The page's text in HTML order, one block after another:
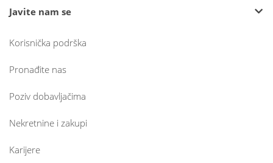
Javite nam se
Korisnička podrška
Pronađite nas
Poziv dobavljačima
Nekretnine i zakupi
Karijere